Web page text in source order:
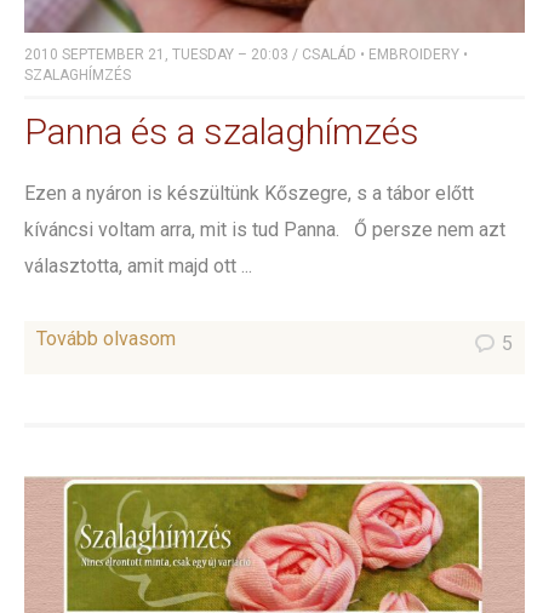
2010 SEPTEMBER 21, TUESDAY – 20:03 / CSALÁD • EMBROIDERY •
SZALAGHÍMZÉS
Panna és a szalaghímzés
Ezen a nyáron is készültünk Kőszegre, s a tábor előtt
kíváncsi voltam arra, mit is tud Panna. Ő persze nem azt
választotta, amit majd ott ...
Tovább olvasom 5